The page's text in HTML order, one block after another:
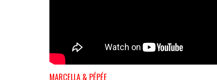
MARCELLA & PÉPÉE